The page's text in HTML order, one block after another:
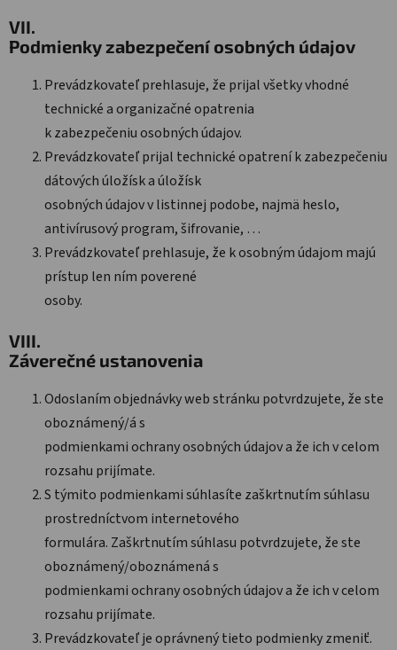
VII.
Podmienky zabezpečení osobných údajov
Prevádzkovateľ prehlasuje, že prijal všetky vhodné
technické a organizačné opatrenia
k zabezpečeniu osobných údajov.
Prevádzkovateľ prijal technické opatrení k zabezpečeniu
dátových úložísk a úložísk
osobných údajov v listinnej podobe, najmä heslo,
antivírusový program, šifrovanie, …
Prevádzkovateľ prehlasuje, že k osobným údajom majú
prístup len ním poverené
osoby.
VIII.
Záverečné ustanovenia
Odoslaním objednávky web stránku potvrdzujete, že ste
oboznámený/á s
podmienkami ochrany osobných údajov a že ich v celom
rozsahu prijímate.
S týmito podmienkami súhlasíte zaškrtnutím súhlasu
prostredníctvom internetového
formulára. Zaškrtnutím súhlasu potvrdzujete, že ste
oboznámený/oboznámená s
podmienkami ochrany osobných údajov a že ich v celom
rozsahu prijímate.
Prevádzkovateľ je oprávnený tieto podmienky zmeniť.